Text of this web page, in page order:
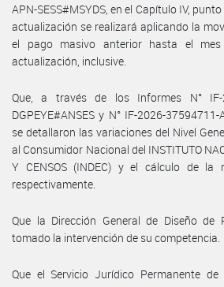
APN-SESS#MSYDS, en el Capítulo IV,
actualización se realizará aplicando la
el pago masivo anterior hasta el
actualización, inclusive.
Que, a través de los Informes N° IF-
DGPEYE#ANSES y N° IF-2026-37594711-
se detallaron las variaciones del Nivel
al Consumidor Nacional del INSTITUTO
Y CENSOS (INDEC) y el cálculo de la
respectivamente.
Que la Dirección General de Diseño de
tomado la intervención de su competencia.
Que el Servicio Jurídico Permanente de